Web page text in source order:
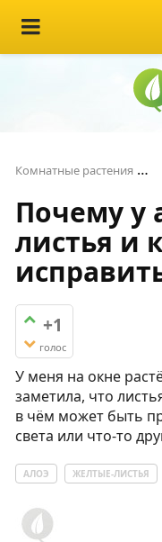
Комнатные растения
Почему у
листья и
+1
голос
У меня на окне
заметила, что
в чём может быть
света или что-то
АЛОЭ ЖЕЛТЫЕ-ЛИСТЬЯ